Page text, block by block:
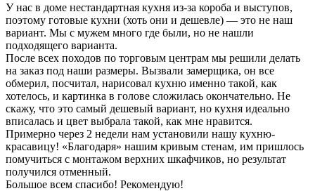
У нас в доме нестандартная кухня из-за короба и выступов,
поэтому готовые кухни (хоть они и дешевле) — это не наш
вариант. Мы с мужем много где были, но не нашли
подходящего варианта.
После всех походов по торговым центрам мы решили делать
на заказ под наши размеры. Вызвали замерщика, он все
обмерил, посчитал, нарисовал кухню именно такой, как
хотелось, и картинка в голове сложилась окончательно. Не
скажу, что это самый дешевый вариант, но кухня идеально
вписалась и цвет выбрала такой, как мне нравится.
Примерно через 2 недели нам установили нашу кухню-
красавицу! «Благодаря» нашим кривым стенам, им пришлось
помучиться с монтажом верхних шкафчиков, но результат
получился отменный.
Большое всем спасибо! Рекомендую!